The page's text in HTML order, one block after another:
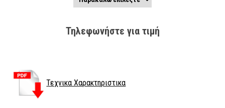
Τηλεφωνήστε για τιμή
Τεχνικα Χαρακτηριστικα